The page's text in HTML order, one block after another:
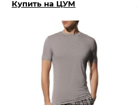
Купить на ЦУМ